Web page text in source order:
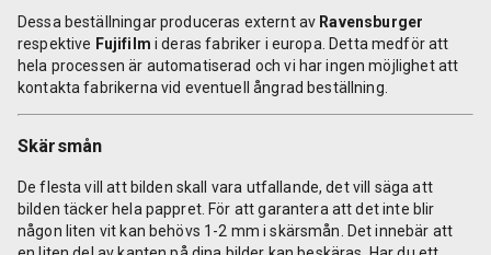
Dessa beställningar produceras externt av Ravensburger
respektive Fujifilm i deras fabriker i europa. Detta medför att
hela processen är automatiserad och vi har ingen möjlighet att
kontakta fabrikerna vid eventuell ångrad beställning.
Skärsmån
De flesta vill att bilden skall vara utfallande, det vill säga att
bilden täcker hela pappret. För att garantera att det inte blir
någon liten vit kan behövs 1-2 mm i skärsmån. Det innebär att